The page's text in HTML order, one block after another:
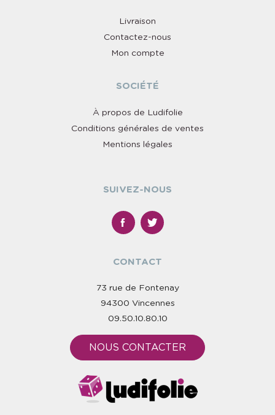
Livraison
Contactez-nous
Mon compte
SOCIÉTÉ
À propos de Ludifolie
Conditions générales de ventes
Mentions légales
SUIVEZ-NOUS
CONTACT
73 rue de Fontenay
94300 Vincennes
09.50.10.80.10
NOUS CONTACTER